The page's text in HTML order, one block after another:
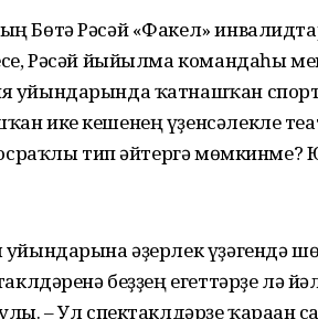
Бөтә Рәсәй «Факел»
Рәсәй йыйылма командаһы
уйындарында ҡатнашҡан
ике кешенең үҙенсәлекле
осраҡлы тип әйтергә
әҙерлек үҙәгендә
беҙҙең егеттәрҙе лә
– Ул спектаклдәрҙе ҡараған